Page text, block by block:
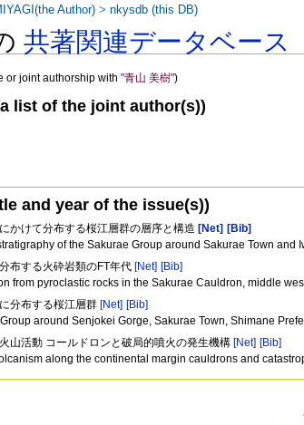
共著関連データベース
or joint authorship with"青山 美樹")
list of the joint author(s))
and year of the issue(s))
かけて分布する桜江層群の層序と構造 [Net] [Bib]
of the Sakurae Group around Sakurae Town and
布する火砕岩類のFT年代 [Net] [Bib]
from pyroclastic rocks in the Sakurae Cauldron, middle
分布する桜江層群 [Net] [Bib]
around Senjokei Gorge, Sakurae Town, Shimane
山活動 コールドロンと破局的噴火の発生機構 [Net] [Bib]
along the continental margin cauldrons and
Author) >nkysdb (this DB)